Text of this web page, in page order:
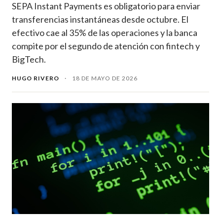
SEPA Instant Payments es obligatorio para enviar
transferencias instantáneas desde octubre. El
efectivo cae al 35% de las operaciones y la banca
compite por el segundo de atención con fintech y
BigTech.
HUGO RIVERO · 18 DE MAYO DE 2026